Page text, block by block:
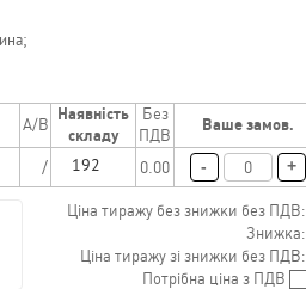
uah
157 uah
A/B
Наявність
складу
Без
ПДВ
Ваше замов.
/ 0.00 - +
Ціна тиражу без знижки без ПДВ:
Знижка:
Ціна тиражу зі знижки без ПДВ:
Потрібна ціна з ПДВ